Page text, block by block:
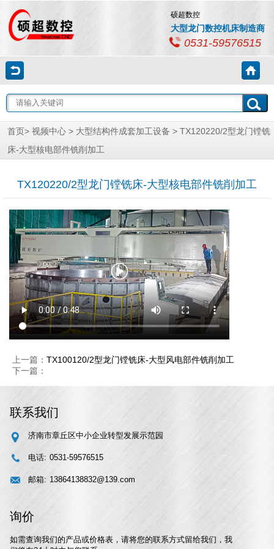
硕超数控
大型龙门数控机床制造商
0531-59576515
首页> 视频中心 > 大型结构件成套加工设备 > TX120220/2型龙门镗铣
床-大型核电部件铣削加工
TX120220/2型龙门镗铣床-大型核电部件铣削加工
上一篇： TX100120/2型龙门镗铣床-大型风电部件铣削加工
下一篇：
联系我们
济南市章丘区中小企业转型发展示范园
电话: 0531-59576515
邮箱: 13864138832@139.com
询价
如需查询我们的产品或价格表，请将您的联系方式留给我们，我